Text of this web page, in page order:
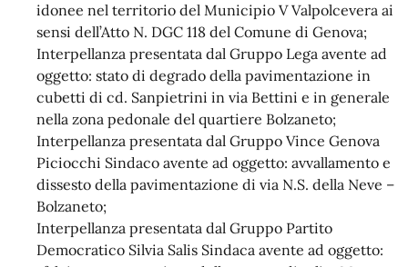
idonee nel territorio del Municipio V Valpolcevera ai
sensi dell’Atto N. DGC 118 del Comune di Genova;
Interpellanza presentata dal Gruppo Lega avente ad
oggetto: stato di degrado della pavimentazione in
cubetti di cd. Sanpietrini in via Bettini e in generale
nella zona pedonale del quartiere Bolzaneto;
Interpellanza presentata dal Gruppo Vince Genova
Piciocchi Sindaco avente ad oggetto: avvallamento e
dissesto della pavimentazione di via N.S. della Neve –
Bolzaneto;
Interpellanza presentata dal Gruppo Partito
Democratico Silvia Salis Sindaca avente ad oggetto: